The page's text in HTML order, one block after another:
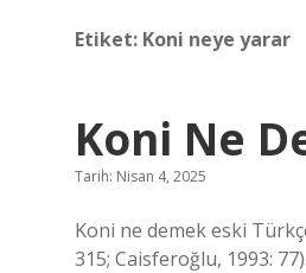
Etiket: Koni neye yarar
Koni Ne
Tarih: Nisan 4, 2025
Koni ne demek eski
315; Caisferoğlu, 1993: